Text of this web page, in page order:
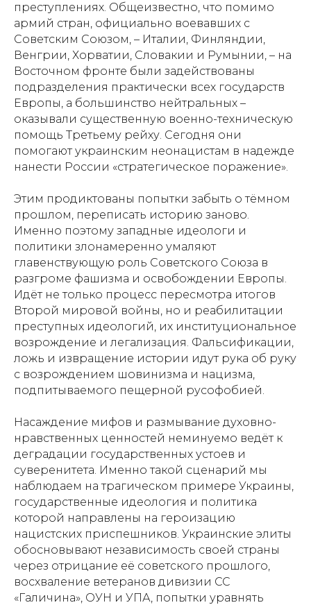
преступлениях. Общеизвестно, что помимо
армий стран, официально воевавших с
Советским Союзом, – Италии, Финляндии,
Венгрии, Хорватии, Словакии и Румынии, – на
Восточном фронте были задействованы
подразделения практически всех государств
Европы, а большинство нейтральных –
оказывали существенную военно-техническую
помощь Третьему рейху. Сегодня они
помогают украинским неонацистам в надежде
нанести России «стратегическое поражение».
Этим продиктованы попытки забыть о тёмном
прошлом, переписать историю заново.
Именно поэтому западные идеологи и
политики злонамеренно умаляют
главенствующую роль Советского Союза в
разгроме фашизма и освобождении Европы.
Идёт не только процесс пересмотра итогов
Второй мировой войны, но и реабилитации
преступных идеологий, их институциональное
возрождение и легализация. Фальсификации,
ложь и извращение истории идут рука об руку
с возрождением шовинизма и нацизма,
подпитываемого пещерной русофобией.
Насаждение мифов и размывание духовно-
нравственных ценностей неминуемо ведёт к
деградации государственных устоев и
суверенитета. Именно такой сценарий мы
наблюдаем на трагическом примере Украины,
государственные идеология и политика
которой направлены на героизацию
нацистских приспешников. Украинские элиты
обосновывают независимость своей страны
через отрицание её советского прошлого,
восхваление ветеранов дивизии СС
«Галичина», ОУН и УПА, попытки уравнять